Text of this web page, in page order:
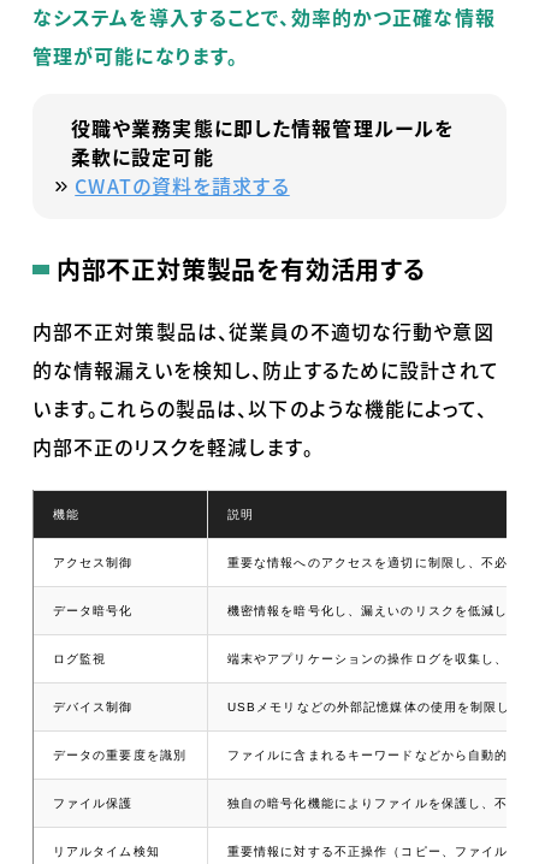
なシステムを導入することで、効率的かつ正確な情報
管理が可能になります。
役職や業務実態に即した情報管理ルールを
柔軟に設定可能
CWATの資料を請求する
内部不正対策製品を有効活用する
内部不正対策製品は、従業員の不適切な行動や意図
的な情報漏えいを検知し、防止するために設計されて
います。これらの製品は、以下のような機能によって、
内部不正のリスクを軽減します。
機能 説明
アクセス制御 重要な情報へのアクセスを適切に制限し、不必要
データ暗号化 機密情報を暗号化し、漏えいのリスクを低減します
ログ監視 端末やアプリケーションの操作ログを収集し、不
デバイス制御 USBメモリなどの外部記憶媒体の使用を制限し、
データの重要度を識別 ファイルに含まれるキーワードなどから自動的に
ファイル保護 独自の暗号化機能によりファイルを保護し、不正
リアルタイム検知 重要情報に対する不正操作（コピー、ファイル名